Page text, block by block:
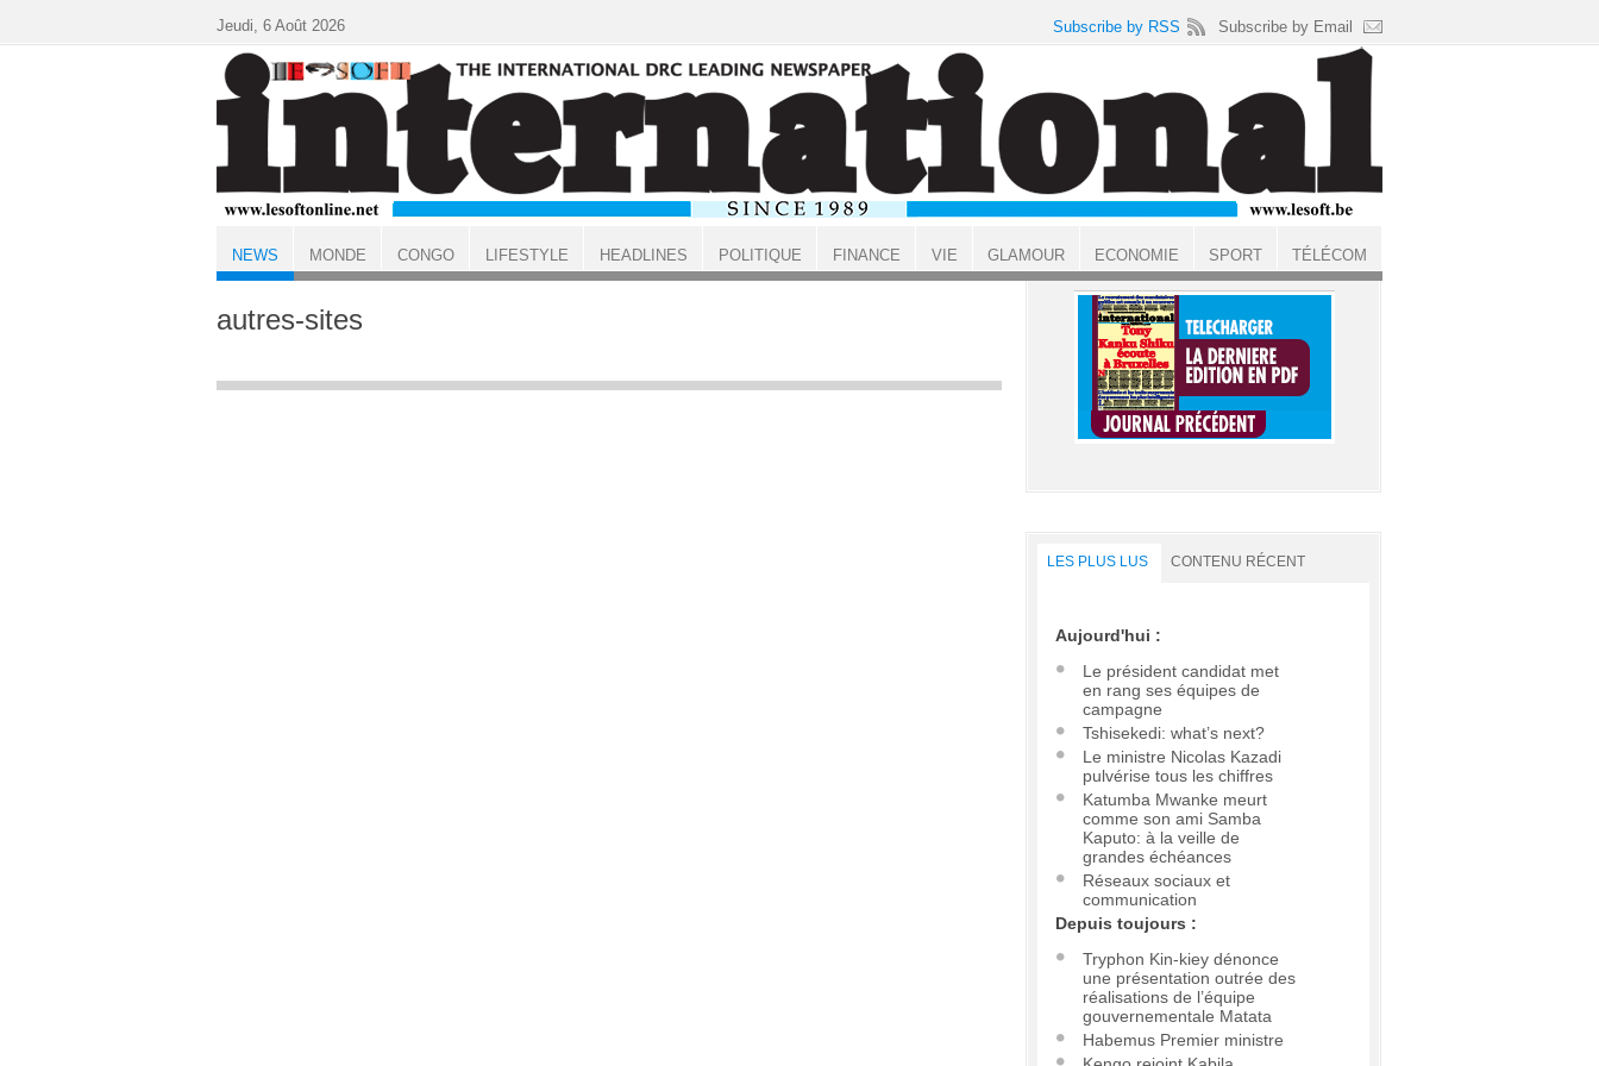
ACCUEIL NEWS
autres-sites
LES PLUS LUS CONTENU RÉCENT
Aujourd'hui :
Le président candidat met
en rang ses équipes de
campagne
Tshisekedi: what’s next?
Le ministre Nicolas Kazadi
pulvérise tous les chiffres
Katumba Mwanke meurt
comme son ami Samba
Kaputo: à la veille de
grandes échéances
Réseaux sociaux et
communication
Depuis toujours :
Tryphon Kin-kiey dénonce
une présentation outrée des
réalisations de l’équipe
gouvernementale Matata
Habemus Premier ministre
Jeudi, 6 Août 2026 Subscribe by RSS Subscribe by Email
NEWS MONDE CONGO LIFESTYLE HEADLINES POLITIQUE FINANCE VIE GLAMOUR ECONOMIE SPORT TÉLÉCOM